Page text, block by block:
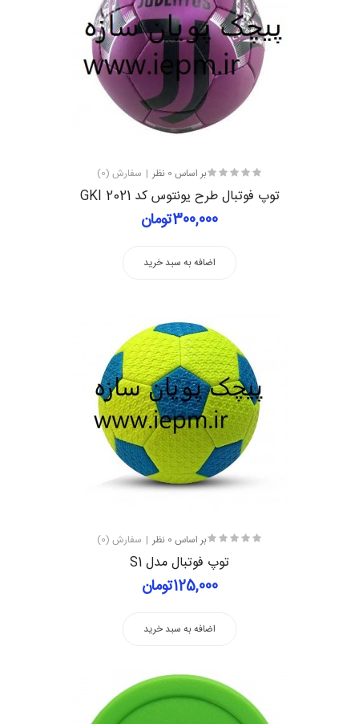
بر اساس 0 نظر سفارش (0)
توپ فوتبال طرح یونتوس کد GKI 2021
300,000تومان
اضافه به سبد خرید
بر اساس 0 نظر سفارش (0)
توپ فوتبال مدل S1
125,000تومان
اضافه به سبد خرید